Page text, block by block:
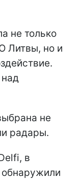
не только
Литвы, но и
не
радары.
в